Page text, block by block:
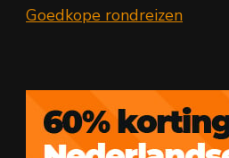
Goedkope rondreizen